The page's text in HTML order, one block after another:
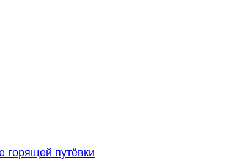
горящей путёвки